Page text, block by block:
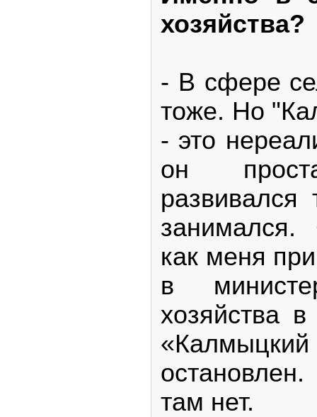
хозяйства?
- В сфере
тоже. Но
- это
он
развивался
как меня
в
хозяйства
там нет.